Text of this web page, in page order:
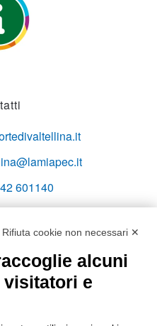
601140
Rifiuta cookie non necessari ✕
alcuni
visitatori e